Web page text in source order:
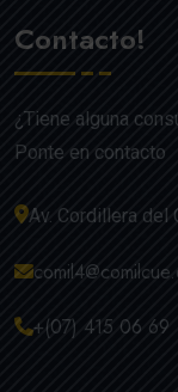
Contacto!
¿Tiene alguna
Ponte en contacto
Av. Cordillera del
+(07) 415 06 69